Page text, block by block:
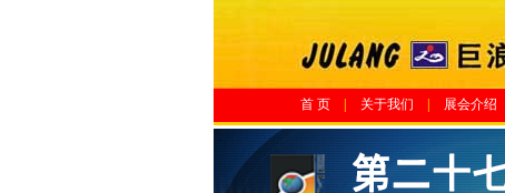
首 页 关于我们 展会介绍